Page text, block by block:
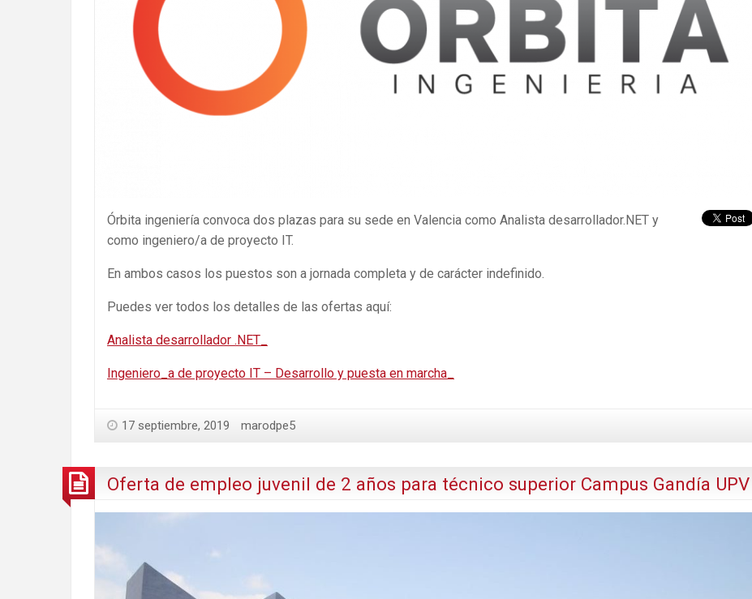
Órbita ingeniería convoca dos plazas para su sede en Valencia como Analista desarrollador.NET y
como ingeniero/a de proyecto IT.
En ambos casos los puestos son a jornada completa y de carácter indefinido.
Puedes ver todos los detalles de las ofertas aquí:
Analista desarrollador .NET_
Ingeniero_a de proyecto IT – Desarrollo y puesta en marcha_
17 septiembre, 2019 marodpe5
Oferta de empleo juvenil de 2 años para técnico superior Campus Gandía UPV